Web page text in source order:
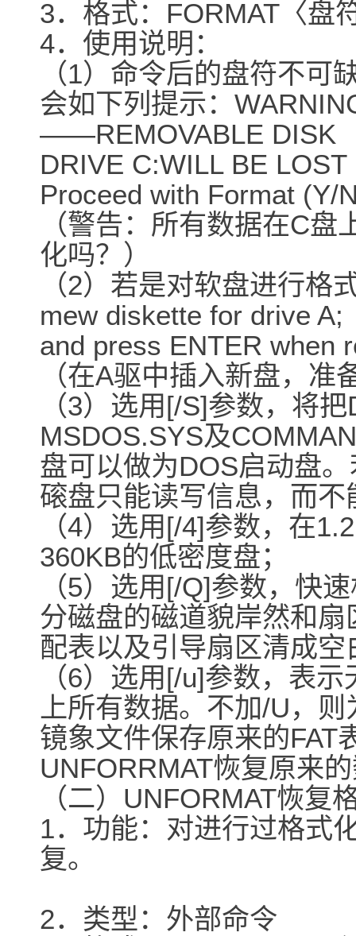
3．格式：FORMAT〈盘
4．使用说明：
（1）命令后的盘符不可
会如下列提示：
――REMOVABLE DISK
DRIVE C:WILL BE LOST
Proceed with Format (Y/
（警告：所有数据在C
化吗？）
（2）若是对软盘进行格
mew diskette for drive A;
and press ENTER when
（在A驱中插入新盘，准
（3）选用[/S]参数，将
MSDOS.SYS及
盘可以做为DOS启动盘
磙盘只能读写信息，而
（4）选用[/4]参数，在
360KB的低密度盘；
（5）选用[/Q]参数，快
分磁盘的磁道貌岸然和
配表以及引导扇区清成
（6）选用[/u]参数，表
上所有数据。不加/U，
镜象文件保存原来的FAT
UNFORRMAT恢复原来
（二）UNFORMAT恢复
1．功能：对进行过格式
复。
2．类型：外部命令